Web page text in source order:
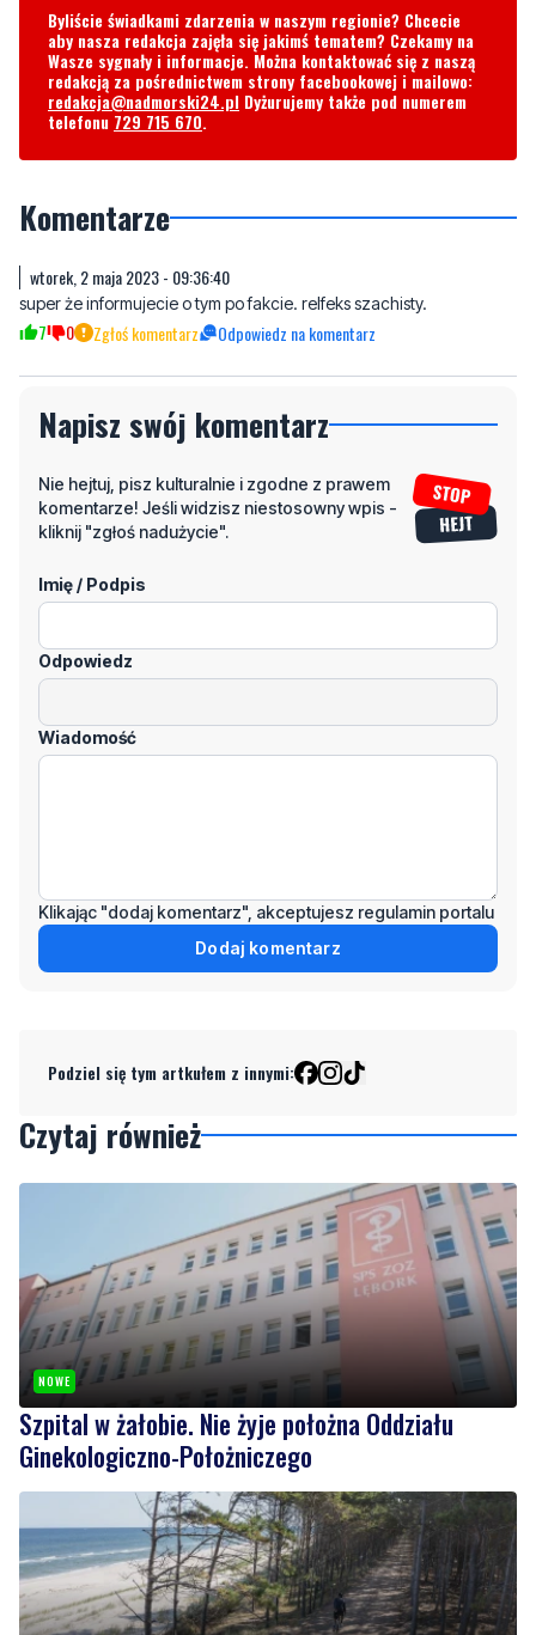
redakcja@nadmorski24.plDyżurujemy także pod numerem
telefonu729 715 670.
Komentarze
super że informujecie o tym po fakcie. relfeks szachisty.
Napisz swój komentarz
komentarze! Jeśli widzisz niestosowny wpis -
kliknij "zgłoś nadużycie".
Imię / Podpis
Odpowiedz
Wiadomość
NOWE
Szpital w żałobie. Nie żyje położna Oddziału
Ginekologiczno-Położniczego